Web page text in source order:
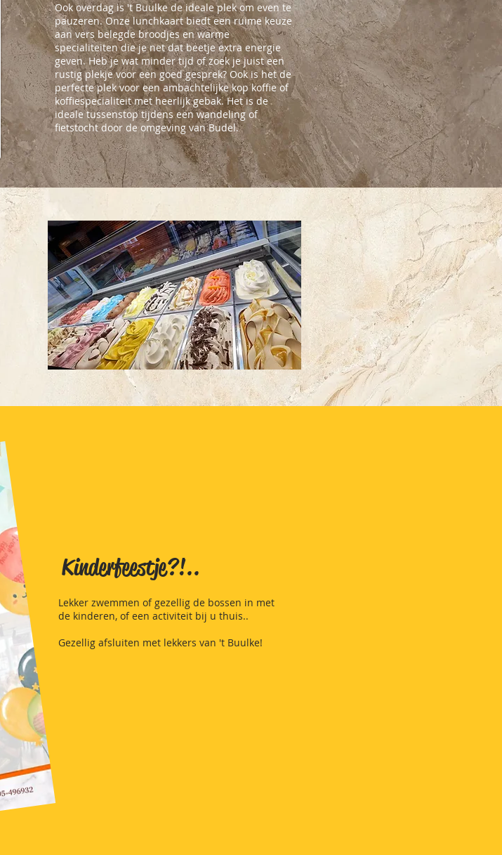
Ook overdag is 't Buulke de ideale plek om even te
pauzeren. Onze lunchkaart biedt een ruime keuze
aan vers belegde broodjes en warme
specialiteiten die je net dat beetje extra energie
geven. Heb je wat minder tijd of zoek je juist een
rustig plekje voor een goed gesprek? Ook is het de
perfecte plek voor een ambachtelijke kop koffie of
koffiespecialiteit met heerlijk gebak. Het is de
ideale tussenstop tijdens een wandeling of
fietstocht door de omgeving van Budel.
Kinderfeestje?!..
Lekker zwemmen of gezellig de bossen in met
de kinderen, of een activiteit bij u thuis..
Gezellig afsluiten met lekkers van 't Buulke!